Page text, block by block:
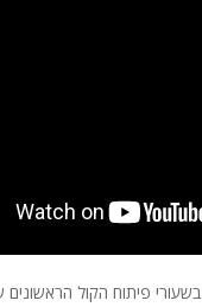
פיתוח הקול הראשונים